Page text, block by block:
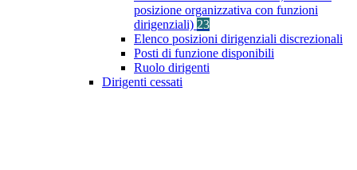
posizione organizzativa con funzioni
dirigenziali) 23
Elenco posizioni dirigenziali discrezionali
Posti di funzione disponibili
Ruolo dirigenti
Dirigenti cessati